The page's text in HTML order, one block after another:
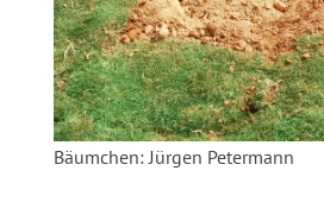
Bäumchen: Jürgen Petermann